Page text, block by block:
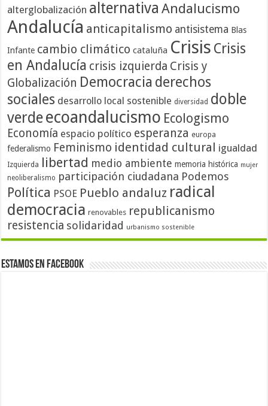
alterglobalización alternativa Andalucismo
Andalucía anticapitalismo antisistema Blas
Infante cambio climático cataluña Crisis Crisis
en Andalucía crisis izquierda Crisis y
Globalización Democracia derechos
sociales desarrollo local sostenible diversidad doble
verdeecoandalucismo Ecologismo
Economía espacio político esperanza europa
federalismo Feminismo identidad cultural igualdad
Izquierda libertad medio ambiente memoria histórica mujer
neoliberalismo participación ciudadana Podemos
Política PSOE Pueblo andaluz radical
democracia renovables republicanismo
resistencia solidaridad urbanismo sostenible
Estamos en Facebook